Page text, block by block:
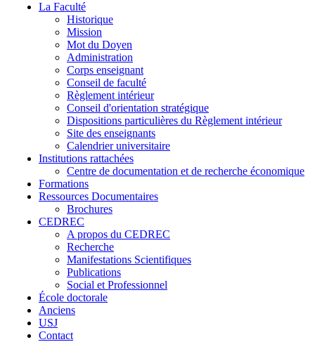
La Faculté
Historique
Mission
Mot du Doyen
Administration
Corps enseignant
Conseil de faculté
Règlement intérieur
Conseil d'orientation stratégique
Dispositions particulières du Règlement intérieur
Site des enseignants
Calendrier universitaire
Institutions rattachées
Centre de documentation et de recherche économique
Formations
Ressources Documentaires
Brochures
CEDREC
A propos du CEDREC
Recherche
Manifestations Scientifiques
Publications
Social et Professionnel
École doctorale
Anciens
USJ
Contact